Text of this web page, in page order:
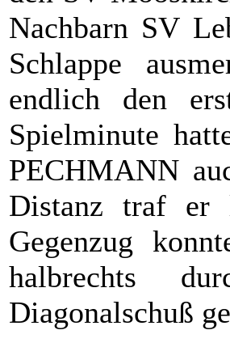
Nachbarn SV
Schlappe
endlich den
Spielminute
PECHMANN
Distanz traf er
Gegenzug
halbrechts
Diagonalschuß